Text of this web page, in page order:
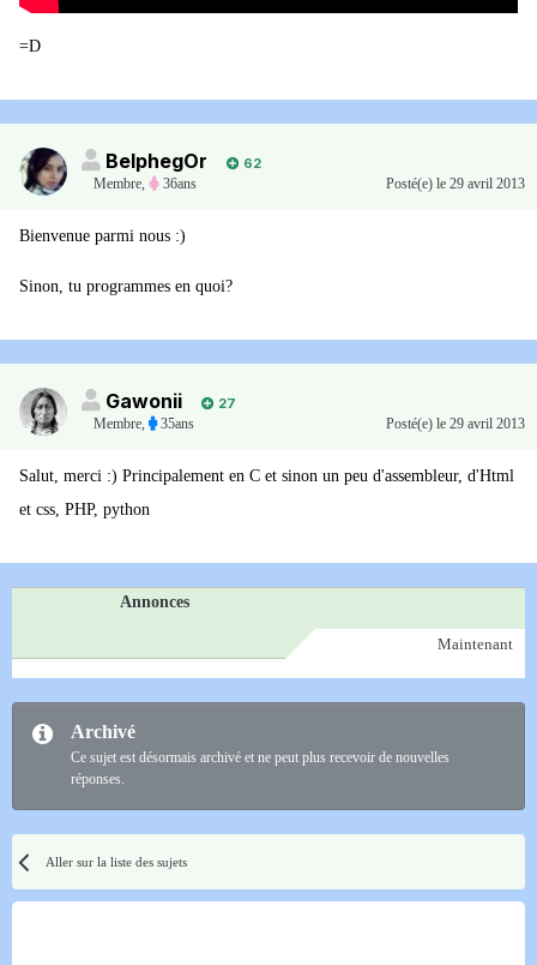
=D
BelphegOr
62
Membre, 36ans Posté(e) le 29 avril 2013
Bienvenue parmi nous :)
Sinon, tu programmes en quoi?
Gawonii
27
Membre, 35ans Posté(e) le 29 avril 2013
Salut, merci :) Principalement en C et sinon un peu d'assembleur, d'Html
et css, PHP, python
Annonces
Maintenant
Archivé
Ce sujet est désormais archivé et ne peut plus recevoir de nouvelles
réponses.
Aller sur la liste des sujets